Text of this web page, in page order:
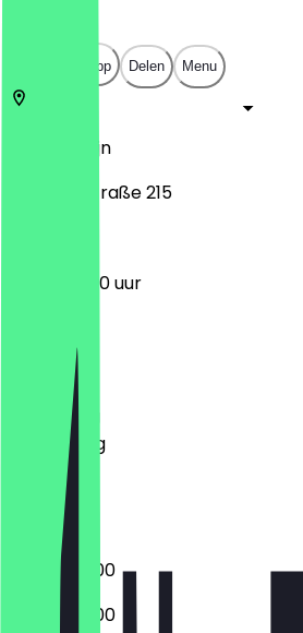
Open in app Delen Menu
Berlijn
Friedrichstraße 215
10:00 - 18:00 uur
Maandag
Dinsdag
Woensdag
Donderdag
Vrijdag
Zaterdag
Zondag
08:00 - 18:00
08:00 - 18:00